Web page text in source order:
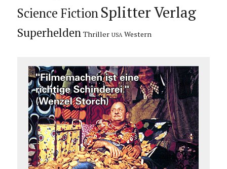
Science Fiction Splitter Verlag
Superhelden Thriller USA Western